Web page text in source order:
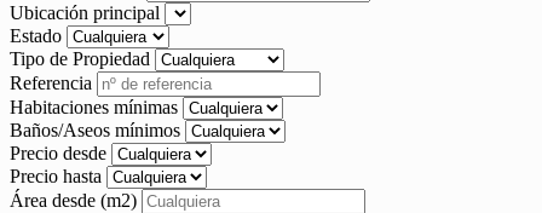
Ubicación principal
Estado
Tipo de Propiedad
Referencia
Habitaciones mínimas
Baños/Aseos mínimos
Precio desde
Precio hasta
Área desde (m2)